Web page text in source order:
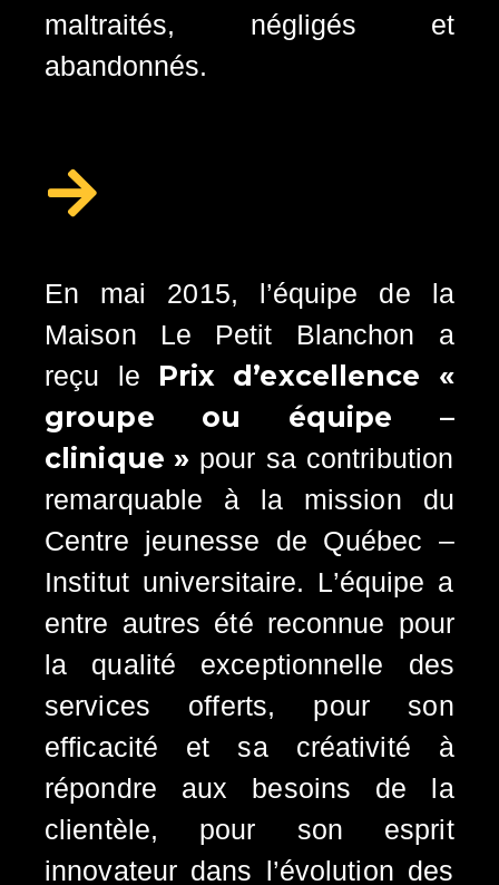
maltraités, négligés et
abandonnés.
En mai 2015, l’équipe de la
Maison Le Petit Blanchon a
reçu le Prix d’excellence «
groupe ou équipe –
clinique » pour sa contribution
remarquable à la mission du
Centre jeunesse de Québec –
Institut universitaire. L’équipe a
entre autres été reconnue pour
la qualité exceptionnelle des
services offerts, pour son
efficacité et sa créativité à
répondre aux besoins de la
clientèle, pour son esprit
innovateur dans l’évolution des